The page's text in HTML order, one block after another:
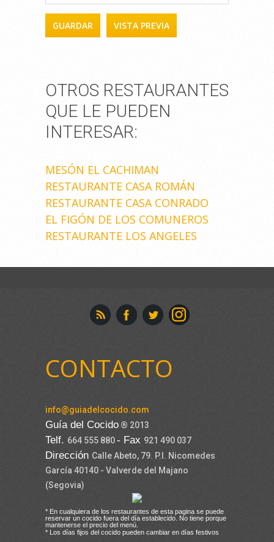
OTROS RESTAURANTES
QUE LE PUEDEN
INTERESAR:
MESÓN EL CACHIMAN
RESTAURANTE CASA ROMÁN
RESTAURANTE CASA CONRADO
EL FIGÓN DE LOS COMUNEROS
RESTAURANTE LOS ANGELES
CONTACTO
info@guiadelcocido.com
Guía del Cocido ® 2013
Telf. 664 555 880- Fax 921 490 037
Dirección Calle Abeto, 79. P.I. Nicomedes
García 40140 - Valverde del Majano
(Segovia)
* En cualquiera de los restaurantes de esta pagina se puede
reservar un cocido fuera del día establecido. No tiene porque
mantenerse el precio del menú.
* Los días fijos del cocido pueden cambiar en días festivos